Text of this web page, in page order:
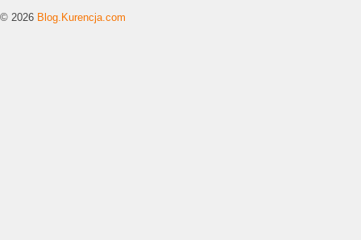
© 2026 Blog.Kurencja.com